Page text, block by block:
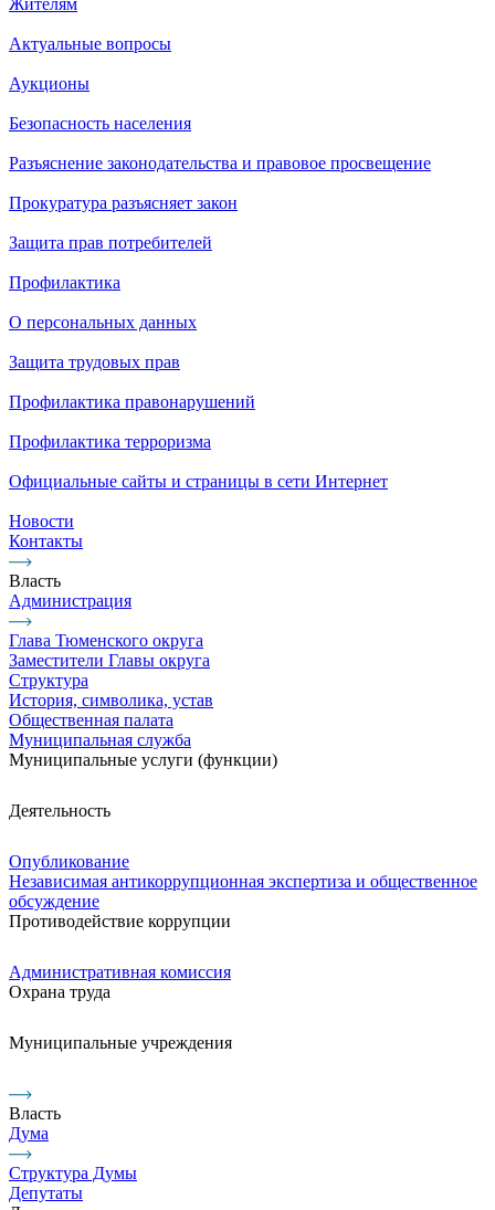
Жителям
Актуальные вопросы
Аукционы
Безопасность населения
Разъяснение законодательства и правовое просвещение
Прокуратура разъясняет закон
Защита прав потребителей
Профилактика
О персональных данных
Защита трудовых прав
Профилактика правонарушений
Профилактика терроризма
Официальные сайты и страницы в сети Интернет
Новости
Контакты
Власть
Администрация
Глава Тюменского округа
Заместители Главы округа
Структура
История, символика, устав
Общественная палата
Муниципальная служба
Муниципальные услуги (функции)
Деятельность
Опубликование
Независимая антикоррупционная экспертиза и общественное
обсуждение
Противодействие коррупции
Административная комиссия
Охрана труда
Муниципальные учреждения
Власть
Дума
Структура Думы
Депутаты